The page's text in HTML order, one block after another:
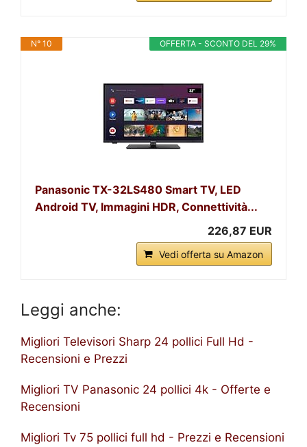
OFFERTA - SCONTO DEL 29%
N° 10
Panasonic TX-32LS480 Smart TV, LED
Android TV, Immagini HDR, Connettività...
226,87 EUR
Vedi offerta su Amazon
Leggi anche:
Migliori Televisori Sharp 24 pollici Full Hd -
Recensioni e Prezzi
Migliori TV Panasonic 24 pollici 4k - Offerte e
Recensioni
Migliori Tv 75 pollici full hd - Prezzi e Recensioni